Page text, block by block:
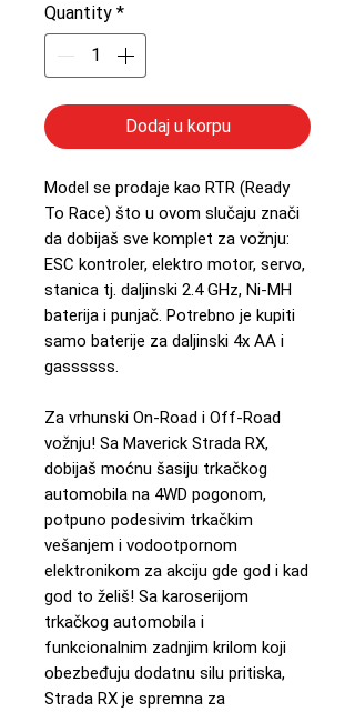
Quantity *
Dodaj u korpu
Model se prodaje kao RTR (Ready
To Race) što u ovom slučaju znači
da dobijaš sve komplet za vožnju:
ESC kontroler, elektro motor, servo,
stanica tj. daljinski 2.4 GHz, Ni-MH
baterija i punjač. Potrebno je kupiti
samo baterije za daljinski 4x AA i
gassssss.
Za vrhunski On-Road i Off-Road
vožnju! Sa Maverick Strada RX,
dobijaš moćnu šasiju trkačkog
automobila na 4WD pogonom,
potpuno podesivim trkačkim
vešanjem i vodootpornom
elektronikom za akciju gde god i kad
god to želiš! Sa karoserijom
trkačkog automobila i
funkcionalnim zadnjim krilom koji
obezbeđuju dodatnu silu pritiska,
Strada RX je spremna za